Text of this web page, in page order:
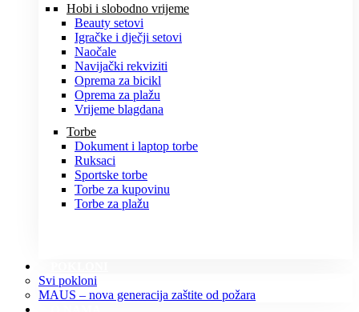
Hobi i slobodno vrijeme
Beauty setovi
Igračke i dječji setovi
Naočale
Navijački rekviziti
Oprema za bicikl
Oprema za plažu
Vrijeme blagdana
Torbe
Dokument i laptop torbe
Ruksaci
Sportske torbe
Torbe za kupovinu
Torbe za plažu
Svi pokloni
MAUS – nova generacija zaštite od požara